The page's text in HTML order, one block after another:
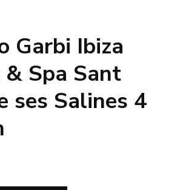
Garbi Ibiza
Spa Sant
ses Salines 4